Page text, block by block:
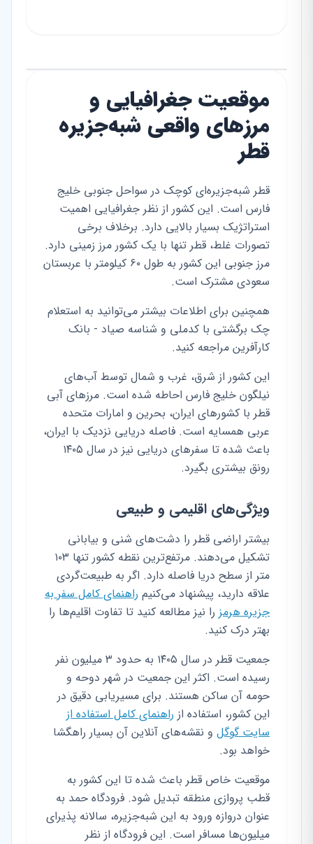
موقعیت جغرافیایی و
مرزهای واقعی شبه‌جزیره
قطر
قطر شبه‌جزیره‌ای کوچک در سواحل جنوبی خلیج
فارس است. این کشور از نظر جغرافیایی اهمیت
استراتژیک بسیار بالایی دارد. برخلاف برخی
تصورات غلط، قطر تنها با یک کشور مرز زمینی دارد.
مرز جنوبی این کشور به طول ۶۰ کیلومتر با عربستان
سعودی مشترک است.
همچنین برای اطلاعات بیشتر می‌توانید به استعلام
چک برگشتی با کدملی و شناسه صیاد - بانک
کارآفرین مراجعه کنید.
این کشور از شرق، غرب و شمال توسط آب‌های
نیلگون خلیج فارس احاطه شده است. مرزهای آبی
قطر با کشورهای ایران، بحرین و امارات متحده
عربی همسایه است. فاصله دریایی نزدیک با ایران،
باعث شده تا سفرهای دریایی نیز در سال ۱۴۰۵
رونق بیشتری بگیرد.
ویژگی‌های اقلیمی و طبیعی
بیشتر اراضی قطر را دشت‌های شنی و بیابانی
تشکیل می‌دهند. مرتفع‌ترین نقطه کشور تنها ۱۰۳
متر از سطح دریا فاصله دارد. اگر به طبیعت‌گردی
علاقه دارید، پیشنهاد می‌کنیم راهنمای کامل سفر به
جزیره هرمز را نیز مطالعه کنید تا تفاوت اقلیم‌ها را
بهتر درک کنید.
جمعیت قطر در سال ۱۴۰۵ به حدود ۳ میلیون نفر
رسیده است. اکثر این جمعیت در شهر دوحه و
حومه آن ساکن هستند. برای مسیریابی دقیق در
این کشور، استفاده از راهنمای کامل استفاده از
سایت گوگل و نقشه‌های آنلاین آن بسیار راهگشا
خواهد بود.
موقعیت خاص قطر باعث شده تا این کشور به
قطب پروازی منطقه تبدیل شود. فرودگاه حمد به
عنوان دروازه ورود به این شبه‌جزیره، سالانه پذیرای
میلیون‌ها مسافر است. این فرودگاه از نظر